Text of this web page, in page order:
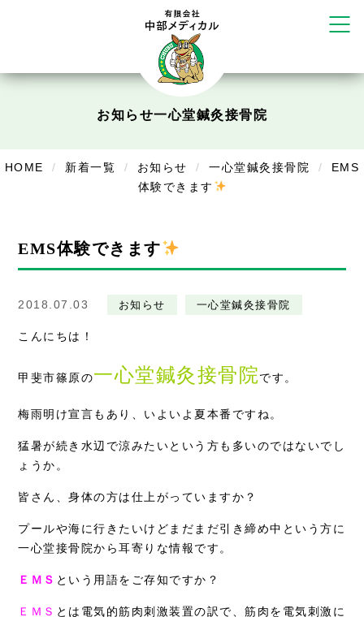
かえる堂鍼灸院 整骨院 うるま店 ウェルネス鍼灸院・接骨院 甲府千
リラクゼーション
ボディコンフォート Cure
在宅部門事務所
お知らせ一心堂鍼灸接骨院
HOME 新着一覧 お知らせ 一心堂鍼灸接骨院
EMS
体験できます
EMS体験できます
2018.07.03 お知らせ 一心堂鍼灸接骨院
こんにちは！
甲斐市篠原の一心堂鍼灸接骨院です。
梅雨明け宣言もあり、いよいよ夏本番ですね。
猛暑が続き水辺で涼みたいという方も多いのではないでし
ょうか。
皆さん、身体の方は仕上がっていますか？
プールや海に行きたいけどまだまだ引き締め中という方に
一心堂接骨院から耳寄りな情報です。
ＥＭＳ という用語をご存知ですか？
ＥＭＳ とは電気的筋肉刺激装置の訳で、筋肉を電気刺激に